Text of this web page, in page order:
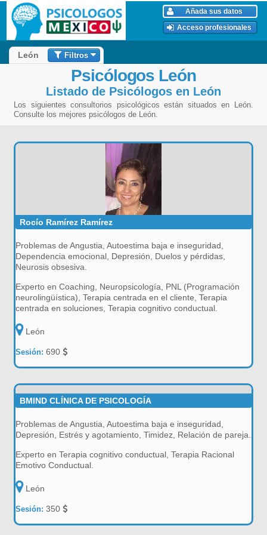
Añada sus datos
Acceso profesionales
León Filtros
Psicólogos León
Listado de Psicólogos en León
Los siguientes consultorios psicológicos están situados en León.
Consulte los mejores psicólogos de León.
Rocío Ramírez Ramírez
Problemas de Angustia, Autoestima baja e inseguridad,
Dependencia emocional, Depresión, Duelos y pérdidas,
Neurosis obsesiva.
Experto en Coaching, Neuropsicología, PNL (Programación
neurolingüística), Terapia centrada en el cliente, Terapia
centrada en soluciones, Terapia cognitivo conductual.
León
Sesión:690
BMIND CLÍNICA DE PSICOLOGÍA
Problemas de Angustia, Autoestima baja e inseguridad,
Depresión, Estrés y agotamiento, Timidez, Relación de pareja.
Experto en Terapia cognitivo conductual, Terapia Racional
Emotivo Conductual.
León
Sesión:350